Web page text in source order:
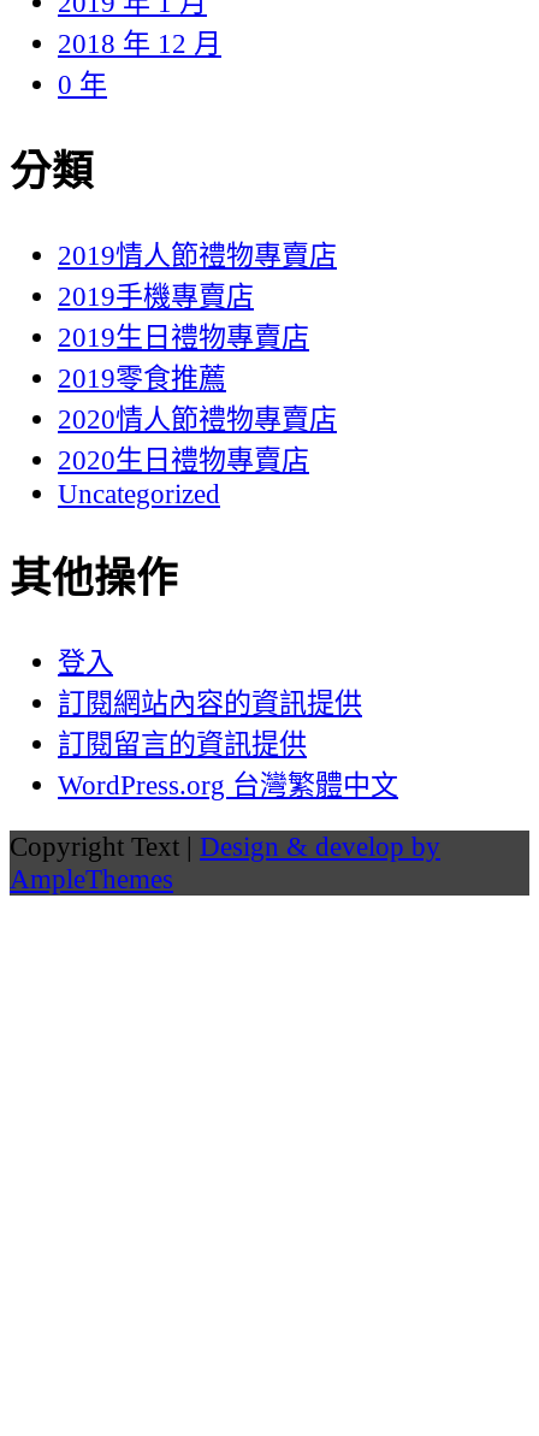
2018 年 12 月
0 年
分類
2019情人節禮物專賣店
2019手機專賣店
2019生日禮物專賣店
2019零食推薦
2020情人節禮物專賣店
2020生日禮物專賣店
Uncategorized
其他操作
登入
訂閱網站內容的資訊提供
訂閱留言的資訊提供
WordPress.org 台灣繁體中文
Copyright Text | Design & develop by
AmpleThemes